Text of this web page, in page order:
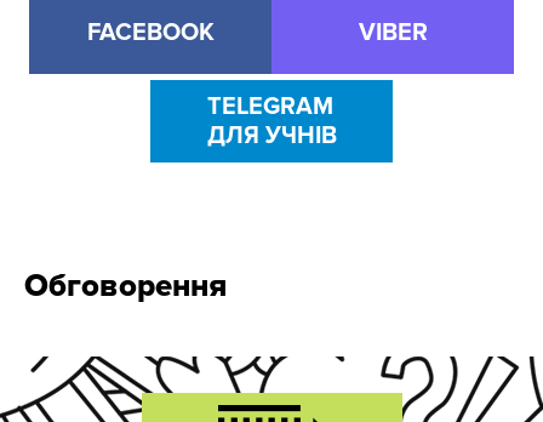
FACEBOOK VIBER
TELEGRAM
ДЛЯ УЧНІВ
Обговорення